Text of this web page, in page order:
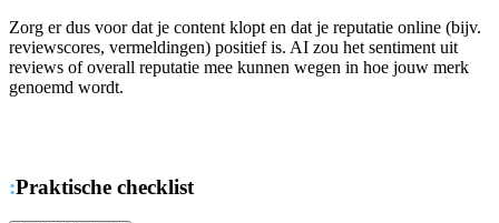
Zorg er dus voor dat je content klopt en dat je reputatie online (bijv.
reviewscores, vermeldingen) positief is. AI zou het sentiment uit
reviews of overall reputatie mee kunnen wegen in hoe jouw merk
genoemd wordt.
:Praktische checklist